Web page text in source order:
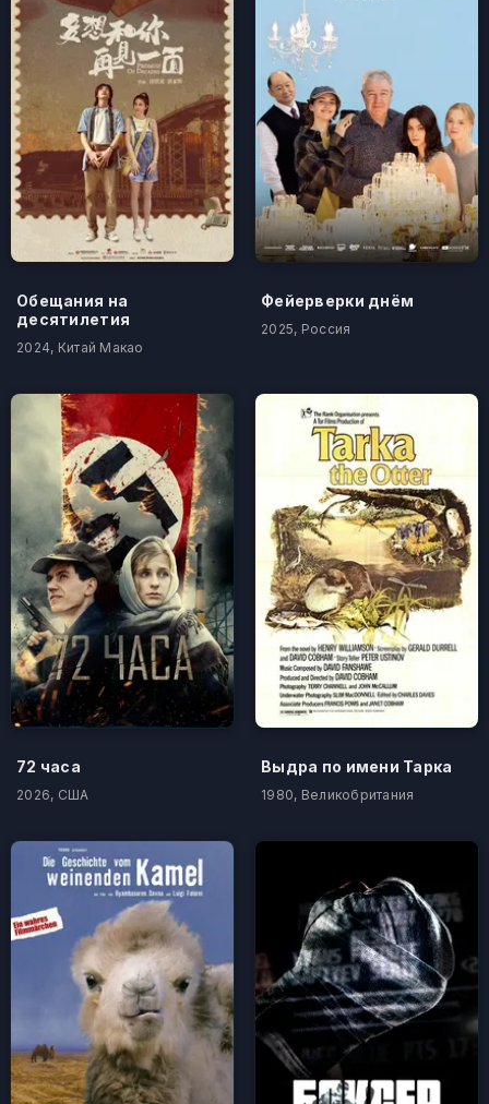
Обещания на
десятилетия
2024, Китай Макао
Фейерверки днём
2025, Россия
72 часа
2026, США
Выдра по имени Тарка
1980, Великобритания